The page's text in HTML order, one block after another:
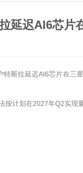
延迟AI6芯片
斯拉延迟AI6芯片在三
按计划在2027年Q2实